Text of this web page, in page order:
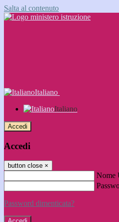
Salta al contenuto
Italiano
Italiano
Accedi
Accedi
button close ×
Nome
Password dimenticata?